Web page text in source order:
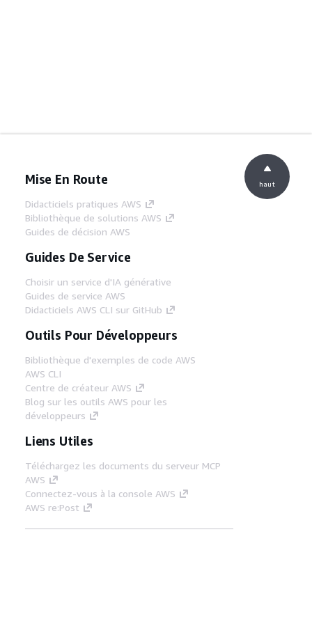
Mise En Route
Didacticiels pratiques AWS
Bibliothèque de solutions AWS
Guides de décision AWS
Guides De Service
Choisir un service d'IA générative
Guides de service AWS
Didacticiels AWS CLI sur GitHub
Outils Pour Développeurs
Bibliothèque d'exemples de code AWS
AWS CLI
Centre de créateur AWS
Blog sur les outils AWS pour les
développeurs
Liens Utiles
Téléchargez les documents du serveur MCP
AWS
Connectez-vous à la console AWS
AWS re:Post
haut